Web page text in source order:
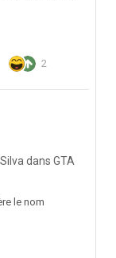
2
dans GTA
le nom